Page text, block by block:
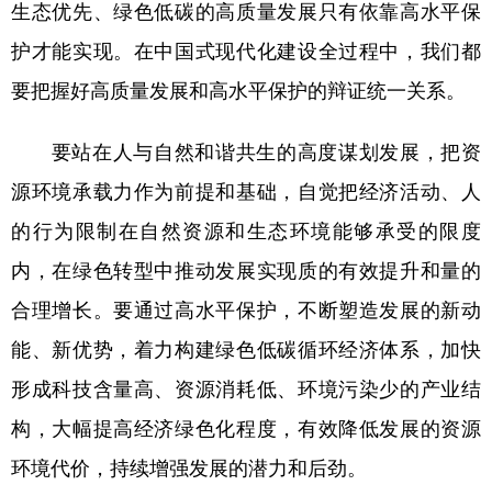
生态优先、绿色低碳的高质量发展只有依靠高水平保
护才能实现。在中国式现代化建设全过程中，我们都
要把握好高质量发展和高水平保护的辩证统一关系。
要站在人与自然和谐共生的高度谋划发展，把资
源环境承载力作为前提和基础，自觉把经济活动、人
的行为限制在自然资源和生态环境能够承受的限度
内，在绿色转型中推动发展实现质的有效提升和量的
合理增长。要通过高水平保护，不断塑造发展的新动
能、新优势，着力构建绿色低碳循环经济体系，加快
形成科技含量高、资源消耗低、环境污染少的产业结
构，大幅提高经济绿色化程度，有效降低发展的资源
环境代价，持续增强发展的潜力和后劲。